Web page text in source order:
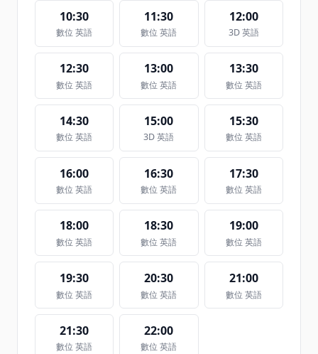
10:30
數位 英語
11:30
數位 英語
12:00
3D 英語
12:30
數位 英語
13:00
數位 英語
13:30
數位 英語
14:30
數位 英語
15:00
3D 英語
15:30
數位 英語
16:00
數位 英語
16:30
數位 英語
17:30
數位 英語
18:00
數位 英語
18:30
數位 英語
19:00
數位 英語
19:30
數位 英語
20:30
數位 英語
21:00
數位 英語
21:30
數位 英語
22:00
數位 英語